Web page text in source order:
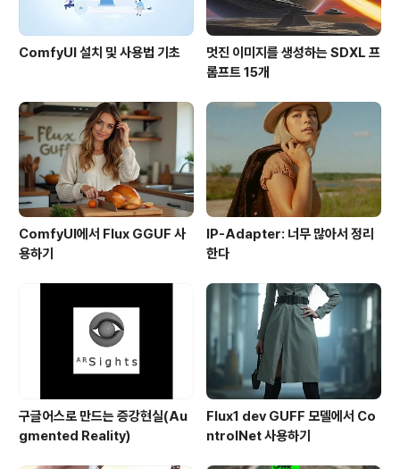
ComfyUI 설치 및 사용법 기초
멋진 이미지를 생성하는 SDXL 프
롬프트 15개
ComfyUI에서 Flux GGUF 사
용하기
IP-Adapter: 너무 많아서 정리
한다
구글어스로 만드는 증강현실(Au
gmented Reality)
Flux1 dev GUFF 모델에서 Co
ntrolNet 사용하기